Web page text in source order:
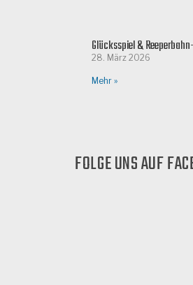
Glücksspiel &
28. März 2026
Mehr »
FOLGE UNS AUF